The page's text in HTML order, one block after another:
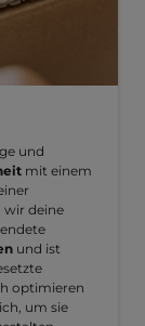
und
mit einem
wir deine
und ist
optimieren
um sie